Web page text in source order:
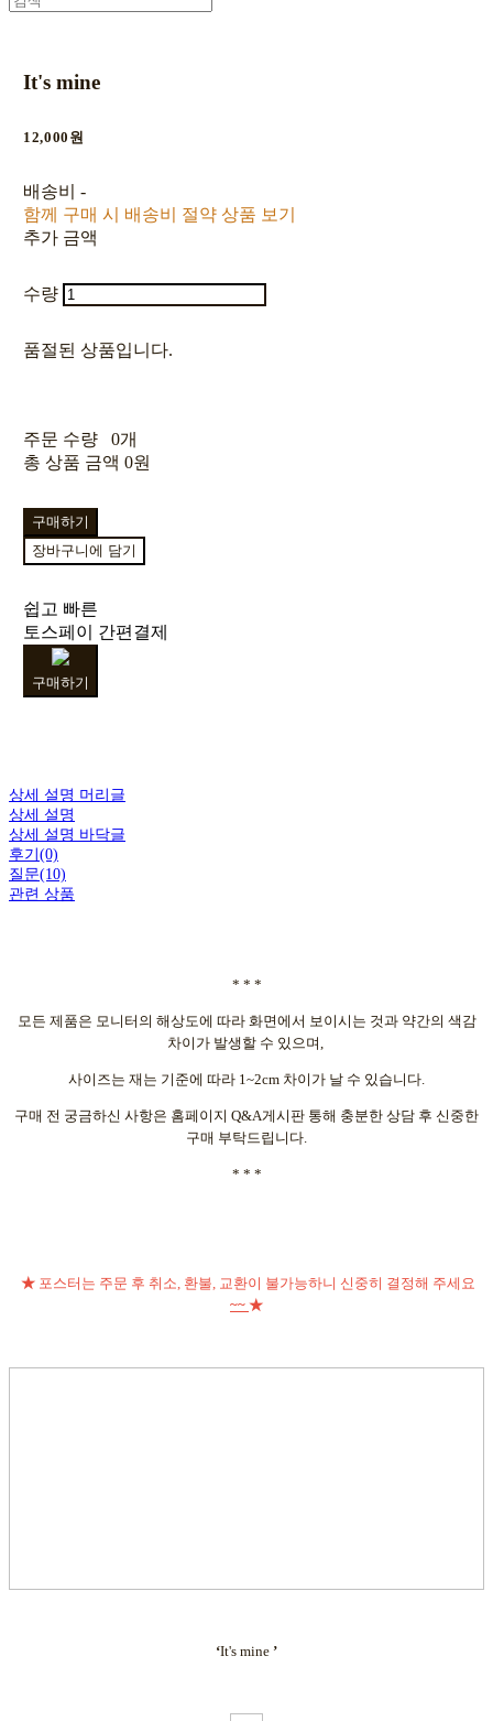
It's mine
12,000원
배송비 -
함께 구매 시 배송비 절약 상품 보기
추가 금액
수량
품절된 상품입니다.
주문 수량
0개
총 상품 금액 0원
구매하기
장바구니에 담기
쉽고 빠른
토스페이 간편결제
구매하기
상세 설명 머리글
상세 설명
상세 설명 바닥글
후기(0)
질문(10)
관련 상품
* * *
모든 제품은 모니터의 해상도에 따라 화면에서 보이시는 것과 약간의 색감
차이가 발생할 수 있으며,
사이즈는 재는 기준에 따라 1~2cm 차이가 날 수 있습니다.
구매 전 궁금하신 사항은 홈페이지 Q&A게시판 통해 충분한 상담 후 신중한
구매 부탁드립니다.
* * *
★ 포스터는 주문 후 취소, 환불, 교환이 불가능하니 신중히 결정해 주세요
~~ ★
‘It's mine ’